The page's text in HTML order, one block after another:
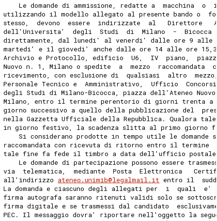
Le domande di ammissione, redatte a  macchina  o
utilizzando il modello allegato al presente bando o
stesso,  devono  essere  indirizzate  al   Direttore
dell'Universita'  degli  Studi  di  Milano  -  Bicocca
direttamente, dal lunedi' al venerdi' dalle ore 9
martedi' e il giovedi' anche dalle ore 14 alle ore
Archivio e Protocollo, edificio  U6,  IV  piano,
Nuovo n. 1, Milano o spedite  a  mezzo  raccomandata
ricevimento, con esclusione di  qualsiasi  altro
Personale Tecnico e  Amministrativo,  Ufficio
degli Studi di Milano-Bicocca, piazza dell'Ateneo
Milano, entro il termine perentorio di giorni trenta a
giorno successivo a quello della pubblicazione del
nella Gazzetta Ufficiale della Repubblica. Qualora tale
in giorno festivo, la scadenza slitta al primo
Si considerano prodotte in tempo utile le domande
raccomandata con ricevuta di ritorno entro il termine
tale fine fa fede il timbro a data dell'ufficio
Le domande di partecipazione possono essere
via  telematica,  mediante  Posta  Elettronica
all'indirizzo ateneo.unimib@legalmail.it entro il
La domanda e ciascuno degli allegati per  i  quali
firma autografa saranno ritenuti validi solo se
firma digitale e se trasmessi dal candidato
PEC. Il messaggio dovra' riportare nell'oggetto la